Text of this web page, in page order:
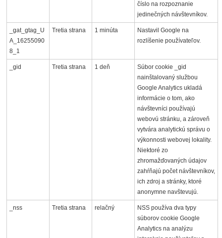
číslo na rozpoznanie
jedinečných návštevníkov.
_gat_gtag_U
A_16255090
8_1
Tretia strana 1 minúta
Nastavil Google na
rozlíšenie používateľov.
_gid Tretia strana 1 deň
Súbor cookie _gid
nainštalovaný službou
Google Analytics ukladá
informácie o tom, ako
návštevníci používajú
webovú stránku, a zároveň
vytvára analytickú správu o
výkonnosti webovej lokality.
Niektoré zo
zhromažďovaných údajov
zahŕňajú počet návštevníkov,
ich zdroj a stránky, ktoré
anonymne navštevujú.
_nss Tretia strana relačný
NSS používa dva typy
súborov cookie Google
Analytics na analýzu